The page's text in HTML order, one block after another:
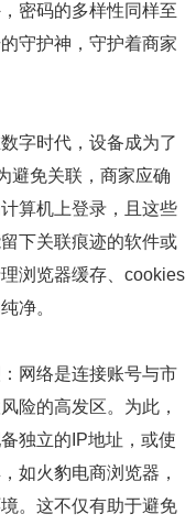
密码的多样性同样至
守护神，守护着商家
时代，设备成为了
避免关联，商家应确
算机上登录，且这些
下关联痕迹的软件或
浏览器缓存、cookies
净。
络是连接账号与市
险的高发区。为此，
独立的IP地址，或使
如火豹电商浏览器，
。这不仅有助于避免